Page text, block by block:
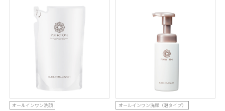
オールインワン洗顔 オールインワン洗顔（泡タイプ）